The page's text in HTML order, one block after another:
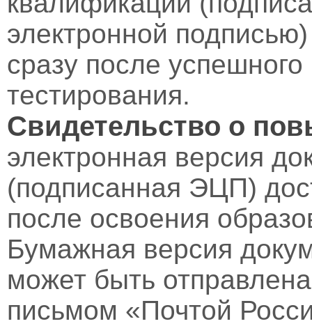
электронной
сразу после
тестирования.
Свидетельство о
электронная версия
(подписанная ЭЦП)
после освоения
Бумажная версия
может быть
письмом «Почтой